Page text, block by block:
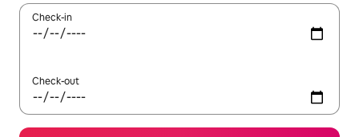
Check-in
Check-out